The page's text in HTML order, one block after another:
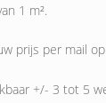
1 m².
prijs per mail
+/- 3 tot 5